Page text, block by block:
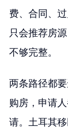
费、合同、
只会推荐房
不够完整。
两条路径都
购房，申请
请。土耳其